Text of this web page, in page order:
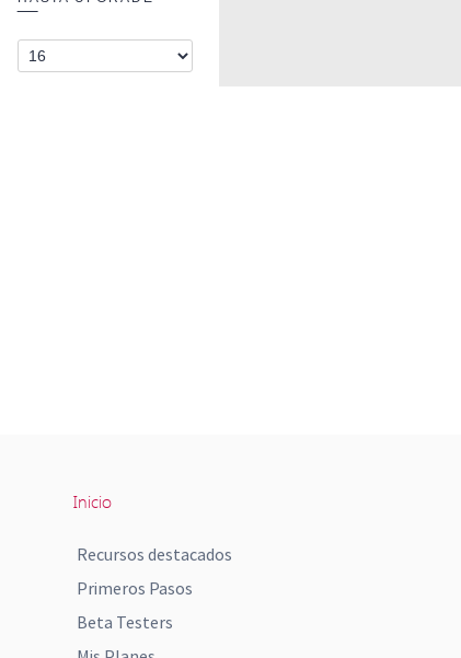
Inicio
Recursos destacados
Primeros Pasos
Beta Testers